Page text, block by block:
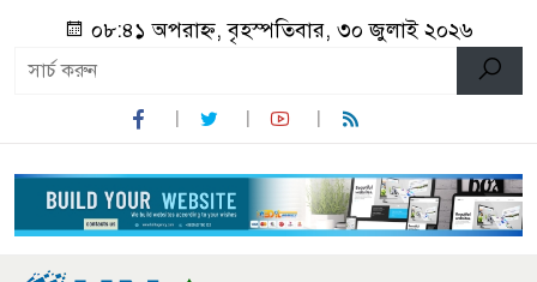
০৮:৪১ অপরাহ্ন, বৃহস্পতিবার, ৩০ জুলাই ২০২৬